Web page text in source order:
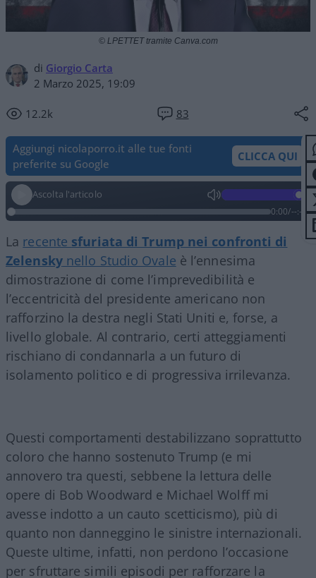
di Giorgio Carta
2 Marzo 2025, 19:09
12.2k 83
© LPETTET tramite Canva.com
Aggiungi nicolaporro.it alle tue fonti
preferite su Google
CLICCA QUI
Ascolta l'articolo
0:00/--:--
La recente sfuriata di Trump nei confronti di
Zelenskynello Studio Ovale è l’ennesima
dimostrazione di come l’imprevedibilità e
l’eccentricità del presidente americano non
rafforzino la destra negli Stati Uniti e, forse, a
livello globale. Al contrario, certi atteggiamenti
rischiano di condannarla a un futuro di
isolamento politico e di progressiva irrilevanza.
Questi comportamenti destabilizzano soprattutto
coloro che hanno sostenuto Trump (e mi
annovero tra questi, sebbene la lettura delle
opere di Bob Woodward e Michael Wolff mi
avesse indotto a un cauto scetticismo), più di
quanto non danneggino le sinistre internazionali.
Queste ultime, infatti, non perdono l’occasione
per sfruttare simili episodi per rafforzare la